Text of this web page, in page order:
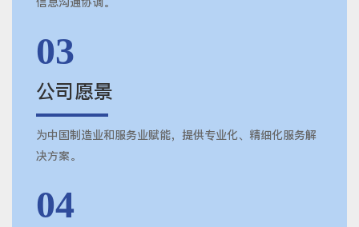
03
公司愿景
为中国制造业和服务业赋能，提供专业化、精细化服务解
决方案。
04